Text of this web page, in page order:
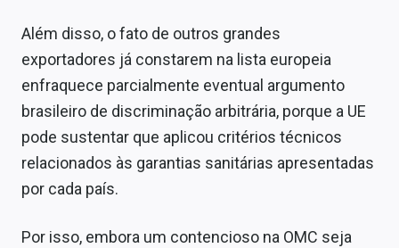
Além disso, o fato de outros grandes
exportadores já constarem na lista europeia
enfraquece parcialmente eventual argumento
brasileiro de discriminação arbitrária, porque a UE
pode sustentar que aplicou critérios técnicos
relacionados às garantias sanitárias apresentadas
por cada país.
Por isso, embora um contencioso na OMC seja